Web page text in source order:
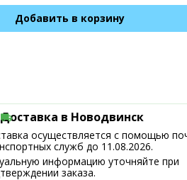
Добавить в корзину
Доставка в Новодвинск
осуществляется с помощью
служб до 11.08.2026.
информацию уточняйте при
заказа.